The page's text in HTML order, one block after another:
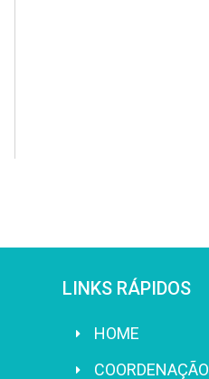
LINKS RÁPIDOS
HOME
COORDENAÇÃO